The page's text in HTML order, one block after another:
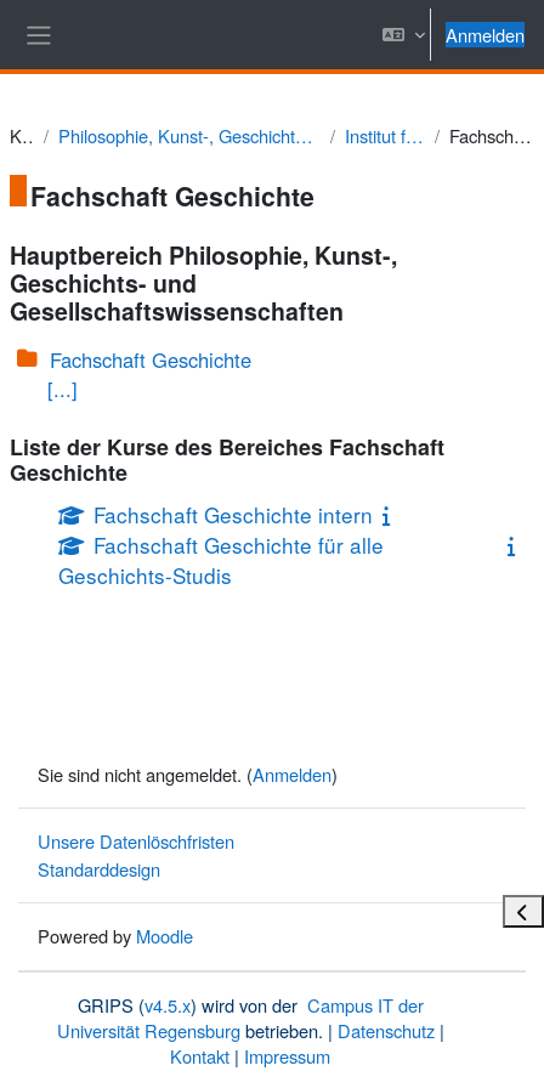
Anmelden
Kurse Philosophie, Kunst-, Geschichts- und Gesellschaftswissenschaften Institut für Geschichte Fachschaft Geschichte
Fachschaft Geschichte
Hauptbereich Philosophie, Kunst-,
Geschichts- und
Gesellschaftswissenschaften
Fachschaft Geschichte
[...]
Liste der Kurse des Bereiches Fachschaft
Geschichte
Fachschaft Geschichte intern
Fachschaft Geschichte für alle
Geschichts-Studis
Sie sind nicht angemeldet. (Anmelden)
Unsere Datenlöschfristen
Standarddesign
Powered by Moodle
GRIPS (v4.5.x) wird von der Campus IT der
Universität Regensburgbetrieben. | Datenschutz|
Kontakt | Impressum